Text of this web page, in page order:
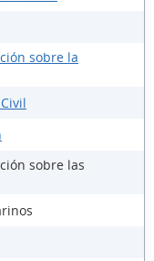
sobre la
sobre las